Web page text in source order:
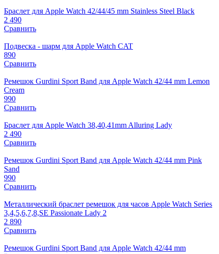
Браслет для Apple Watch 42/44/45 mm Stainless Steel Black
2 490
Сравнить
Подвеска - шарм для Apple Watch CAT
890
Сравнить
Ремешок Gurdini Sport Band для Apple Watch 42/44 mm Lemon
Cream
990
Сравнить
Браслет для Apple Watch 38,40,41mm Alluring Lady
2 490
Сравнить
Ремешок Gurdini Sport Band для Apple Watch 42/44 mm Pink
Sand
990
Сравнить
Металлический браслет ремешок для часов Apple Watch Series
3,4,5,6,7,8,SE Passionate Lady 2
2 890
Сравнить
Ремешок Gurdini Sport Band для Apple Watch 42/44 mm